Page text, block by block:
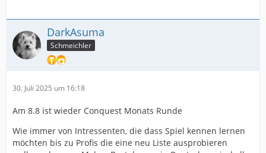
DarkAsuma
Schmeichler
30. Juli 2025 um 16:18
Am 8.8 ist wieder Conquest Monats Runde
Wie immer von Intressenten, die dass Spiel kennen lernen
möchten bis zu Profis die eine neu Liste ausprobieren